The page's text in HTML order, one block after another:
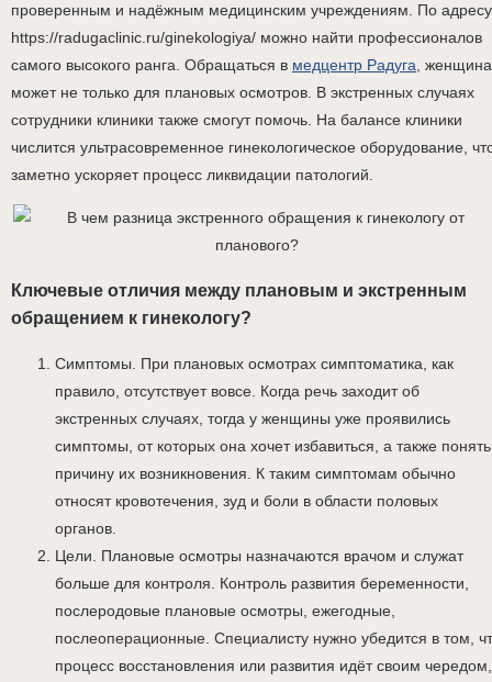
проверенным и надёжным медицинским учреждениям. По адресу
https://radugaclinic.ru/ginekologiya/ можно найти профессионалов
самого высокого ранга. Обращаться в медцентр Радуга , женщина
может не только для плановых осмотров. В экстренных случаях
сотрудники клиники также смогут помочь. На балансе клиники
числится ультрасовременное гинекологическое оборудование,
заметно ускоряет процесс ликвидации патологий.
Ключевые отличия между плановым и экстренным
обращением к гинекологу?
Симптомы. При плановых осмотрах симптоматика, как
правило, отсутствует вовсе. Когда речь заходит об
экстренных случаях, тогда у женщины уже проявились
симптомы, от которых она хочет избавиться, а также понять
причину их возникновения. К таким симптомам обычно
относят кровотечения, зуд и боли в области половых
органов.
Цели. Плановые осмотры назначаются врачом и служат
больше для контроля. Контроль развития беременности,
послеродовые плановые осмотры, ежегодные,
послеоперационные. Специалисту нужно убедится в том,
процесс восстановления или развития идёт своим чередом,